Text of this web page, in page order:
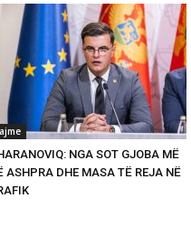
NGA SOT GJOBA MË
ASHPRA DHE MASA TË REJA NË